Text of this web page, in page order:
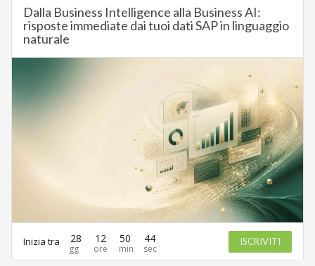
Dalla Business Intelligence alla Business AI:
risposte immediate dai tuoi dati SAP in linguaggio
naturale
Inizia tra 28 12 50 44 ISCRIVITI